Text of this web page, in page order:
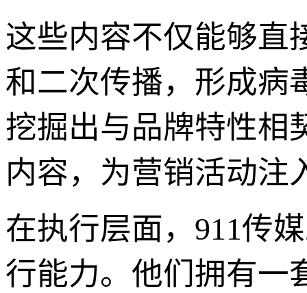
这些内容不仅能够直
和二次传播，形成病
挖掘出与品牌特性相
内容，为营销活动注
在执行层面，911传
行能力。他们拥有一